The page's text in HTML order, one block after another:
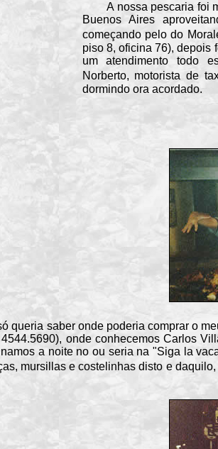
A nossa pescaria foi
Buenos Aires
começando pelo do
piso 8, oficina 76), depois
um atendimento todo
Norberto, motorista de
dormindo ora acordado.
saber onde poderia comprar o
onde conhecemos Carlos
a noite no ou seria na "Siga la
mursillas e costelinhas disto e